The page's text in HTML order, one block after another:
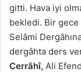
gitti. Hava iyi
bekledi. Bir gece
Selâmi
dergâhta ders
Cerrâhî, Ali